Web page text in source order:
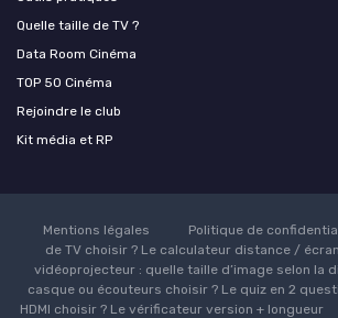
Quelle taille de TV ?
Data Room Cinéma
TOP 50 Cinéma
Rejoindre le club
Kit média et RP
Mentions légales Politique de
de TV choisir ? Le calculateur distance / écran
vidéoprojecteur : quelle taille d’image selon la
casque ou écouteurs choisir ? Le quiz en 2
HDMI choisir ? Le vérificateur version + longueur